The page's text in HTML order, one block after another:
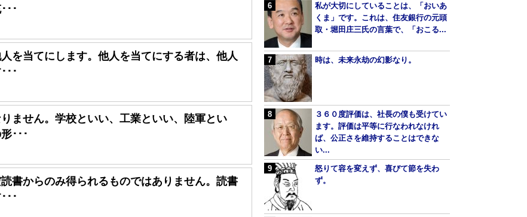
･･
を当てにします。他人を当てにする者は、他人
･･
ません。学校といい、工業といい、陸軍とい
･･･
書からのみ得られるものではありません。読書
･･
私が大切にしていることは、「おいあ
くま」です。これは、住友銀行の元頭
取・堀田庄三氏の言葉で、「おこる...
時は、未来永劫の幻影なり。
３６０度評価は、社長の僕も受けてい
ます。評価は平等に行なわれなけれ
ば、公正さを維持することはできな
い...
怒りて容を変えず、喜びて節を失わ
ず。